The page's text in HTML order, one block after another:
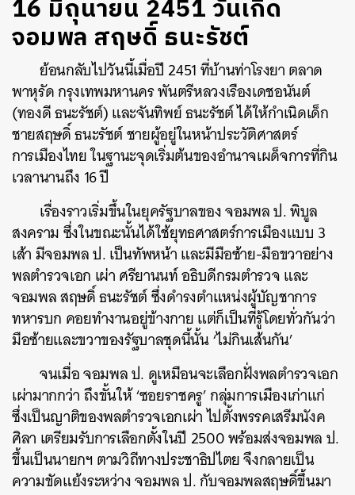
16 มิถุนายน 2451 วันเกิด
จอมพล สฤษดิ์ ธนะรัชต์
ย้อนกลับไปวันนี้เมื่อปี 2451 ที่บ้านท่าโรงยา ตลาด
พาหุรัด กรุงเทพมหานคร พันตรีหลวงเรืองเดชอนันต์
(ทองดี ธนะรัชต์) และจันทิพย์ ธนะรัชต์ ได้ให้กำเนิดเด็ก
ชายสฤษดิ์ ธนะรัชต์ ชายผู้อยู่ในหน้าประวัติศาสตร์
การเมืองไทย ในฐานะจุดเริ่มต้นของอำนาจเผด็จการที่กิน
เวลานานถึง 16 ปี
เรื่องราวเริ่มขึ้นในยุครัฐบาลของ จอมพล ป. พิบูล
สงคราม ซึ่งในขณะนั้นได้ใช้ยุทธศาสตร์การเมืองแบบ 3
เส้า มีจอมพล ป. เป็นทัพหน้า และมีมือซ้าย-มือขวาอย่าง
พลตำรวจเอก เผ่า ศรียานนท์ อธิบดีกรมตำรวจ และ
จอมพล สฤษดิ์ ธนะรัชต์ ซึ่งดำรงตำแหน่งผู้บัญชาการ
ทหารบก คอยทำงานอยู่ข้างกาย แต่ก็เป็นที่รู้โดยทั่วกันว่า
มือซ้ายและขวาของรัฐบาลชุดนี้นั้น ‘ไม่กินเส้นกัน’
จนเมื่อ จอมพล ป. ดูเหมือนจะเลือกฝั่งพลตำรวจเอก
เผ่ามากกว่า ถึงขั้นให้ ‘ซอยราชครู’ กลุ่มการเมืองเก่าแก่
ซึ่งเป็นญาติของพลตำรวจเอกเผ่า ไปตั้งพรรคเสรีมนังค
ศิลา เตรียมรับการเลือกตั้งในปี 2500 พร้อมส่งจอมพล ป.
ขึ้นเป็นนายกฯ ตามวิถีทางประชาธิปไตย จึงกลายเป็น
ความขัดแย้งระหว่าง จอมพล ป. กับจอมพลสฤษดิ์ขึ้นมา